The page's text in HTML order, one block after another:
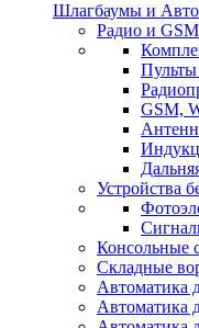
Шлагбаумы и
Радио и
Пульты
GSM,
Устройства
Консольные
Складные
Автоматика
Автоматика